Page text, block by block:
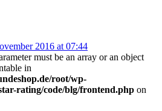
2016 at 07:44
must be an array or an object
in
root/wp-
rating/code/blg/frontend.php on